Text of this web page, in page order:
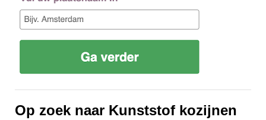
Op zoek naar Kunststof kozijnen